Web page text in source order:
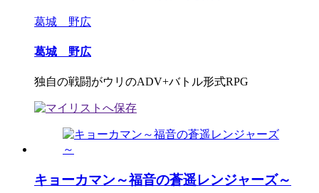
葛城 野広
葛城 野広
独自の戦闘がウリのADV+バトル形式RPG
キョーカマン～福音の蒼遥レンジャーズ～